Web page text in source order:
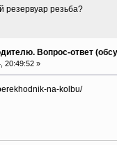
резервуар резьба?
Вопрос-ответ
20:49:52 »
na-kolbu/